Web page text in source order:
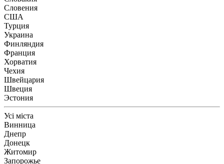
Словения
США
Турция
Украина
Финляндия
Франция
Хорватия
Чехия
Швейцария
Швеция
Эстония
Усі міста
Винница
Днепр
Донецк
Житомир
Запорожье